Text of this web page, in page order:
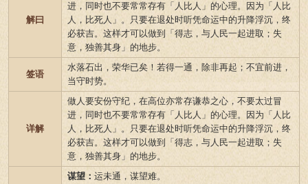
解曰
进，同时也不要常常存有「人比人」的心理。因为「人比
人，比死人」。只要在退处时听凭命运中的升降浮沉，终
必获吉。这样才可以做到「得志，与人民一起进取；失
意，独善其身」的地步。
签语
水落石出，荣华已矣！若得一通，除非再起；不宜前进，
当守时势。
详解
做人要安份守纪，在高位亦常存谦恭之心，不要太过冒
进，同时也不要常常存有「人比人」的心理。因为「人比
人，比死人」。只要在退处时听凭命运中的升降浮沉，终
必获吉。这样才可以做到「得志，与人民一起进取；失
意，独善其身」的地步。
谋望： 运未通，谋望难。